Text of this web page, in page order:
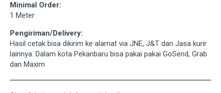
Minimal Order:
1 Meter
Pengiriman/Delivery:
Hasil cetak bisa dikirim ke alamat via JNE, J&T dan Jasa kurir
lainnya. Dalam kota Pekanbaru bisa pakai pakai GoSend, Grab
dan Maxim